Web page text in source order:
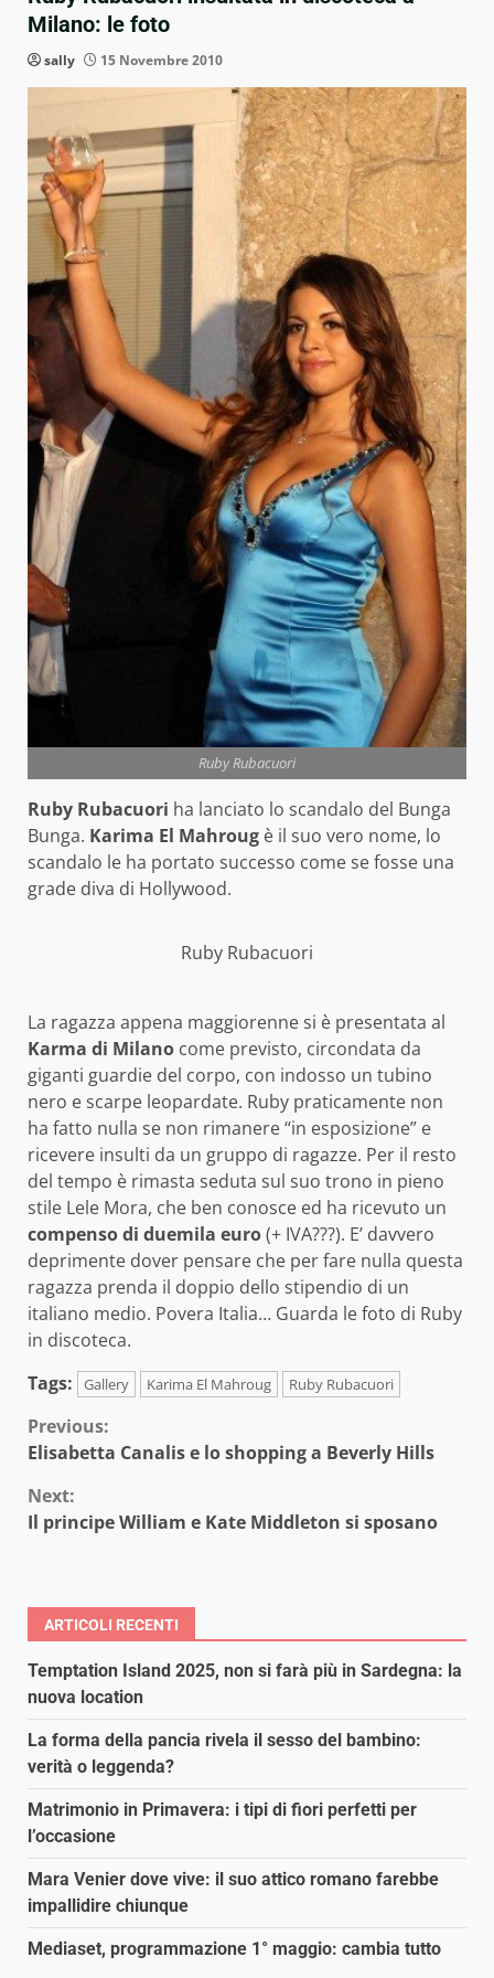
Milano: le foto
sally 15 Novembre 2010
Ruby Rubacuori
Ruby Rubacuori ha lanciato lo scandalo del Bunga
Bunga. Karima El Mahroug è il suo vero nome, lo
scandalo le ha portato successo come se fosse una
grade diva di Hollywood.
Ruby Rubacuori
La ragazza appena maggiorenne si è presentata al
Karma di Milano come previsto, circondata da
giganti guardie del corpo, con indosso un tubino
nero e scarpe leopardate. Ruby praticamente non
ha fatto nulla se non rimanere “in esposizione” e
ricevere insulti da un gruppo di ragazze. Per il resto
del tempo è rimasta seduta sul suo trono in pieno
stile Lele Mora, che ben conosce ed ha ricevuto un
compenso di duemila euro(+ IVA???). E’ davvero
deprimente dover pensare che per fare nulla questa
ragazza prenda il doppio dello stipendio di un
italiano medio. Povera Italia… Guarda le foto di Ruby
in discoteca.
Tags:
Gallery Karima El Mahroug Ruby Rubacuori
Continue
Previous:
Elisabetta Canalis e lo shopping a Beverly Hills
Next:
Il principe William e Kate Middleton si sposano
ARTICOLI RECENTI
Temptation Island 2025, non si farà più in Sardegna: la
nuova location
La forma della pancia rivela il sesso del bambino:
verità o leggenda?
Matrimonio in Primavera: i tipi di fiori perfetti per
l’occasione
Mara Venier dove vive: il suo attico romano farebbe
impallidire chiunque
Mediaset, programmazione 1° maggio: cambia tutto